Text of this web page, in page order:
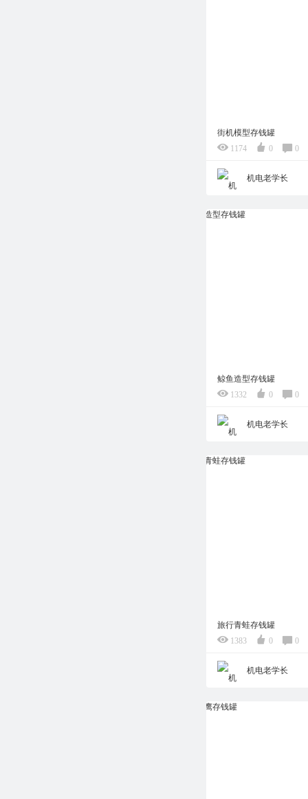
街机模型存钱罐
1174
0 0
机电老学长
鲸鱼造型存钱罐
1332
0 0
机电老学长
旅行青蛙存钱罐
1383
0 0
机电老学长